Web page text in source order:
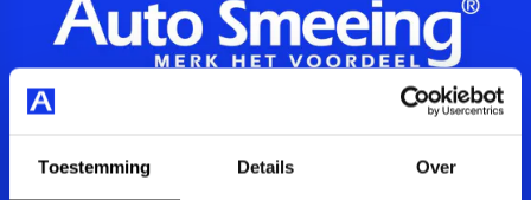
Toestemming Details Over